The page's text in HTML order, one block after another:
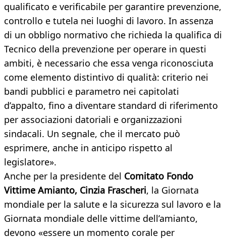
qualificato e verificabile per garantire prevenzione,
controllo e tutela nei luoghi di lavoro. In assenza
di un obbligo normativo che richieda la qualifica di
Tecnico della prevenzione per operare in questi
ambiti, è necessario che essa venga riconosciuta
come elemento distintivo di qualità: criterio nei
bandi pubblici e parametro nei capitolati
d’appalto, fino a diventare standard di riferimento
per associazioni datoriali e organizzazioni
sindacali. Un segnale, che il mercato può
esprimere, anche in anticipo rispetto al
legislatore».
Anche per la presidente del Comitato Fondo
Vittime Amianto, Cinzia Frascheri, la Giornata
mondiale per la salute e la sicurezza sul lavoro e la
Giornata mondiale delle vittime dell’amianto,
devono «essere un momento corale per